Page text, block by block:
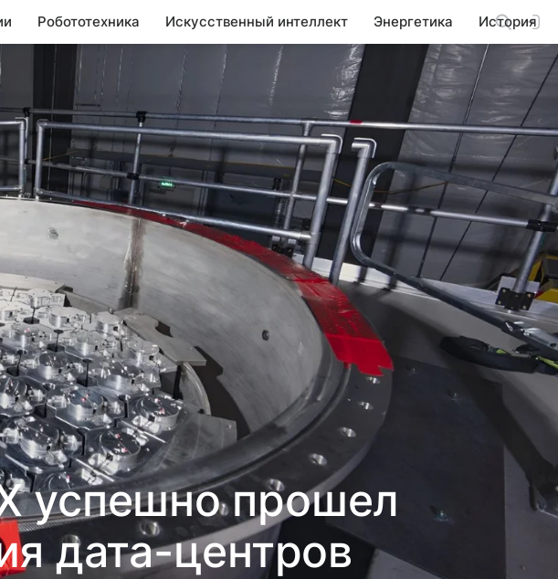
Робототехника Искусственный интеллект Энергетика История
успешно прошел
дата-центров